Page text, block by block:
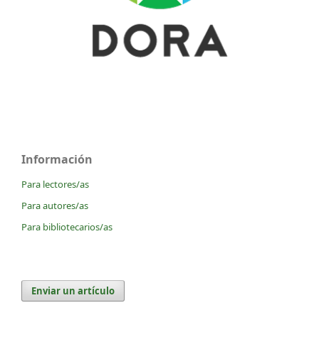
Información
Para lectores/as
Para autores/as
Para bibliotecarios/as
Enviar un artículo